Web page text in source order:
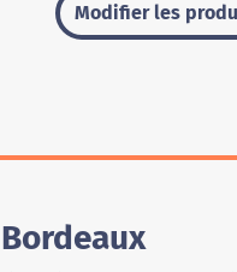
Modifier les